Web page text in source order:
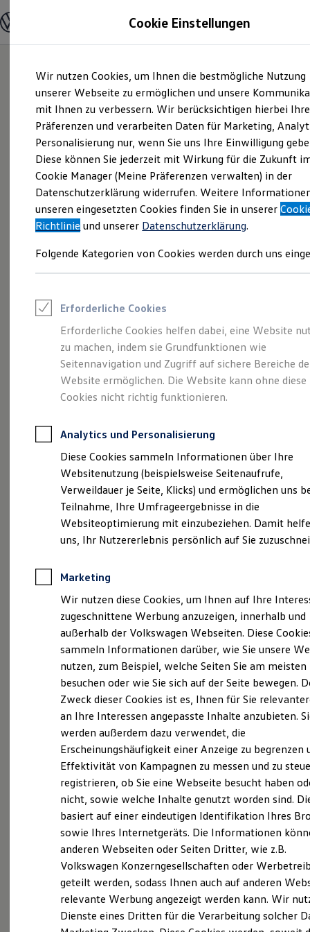
Hauptinhalt
springen
Footer
springen
Modelle und Konfigurator
Modelle vergleichen
Elektroautos
ENERGY Sondermodelle
Nutzfahrzeuge
SUV und CUV
Familienautos
Kombis
Kompaktwagen
Sportwagen
Schnell verfügbare Fahrzeuge
Angebote und Produkte
Aktuelle Angebote
E-Auto-Förderung
Volkswagen Marktplatz
Junge Gebrauchtwagen und Gebrauchtwagen
Saisonangebote
Leasing
Leasing-Angebote
Gebrauchtwagen Leasing
Junge Gebrauchtwagen-Leasing
Elektroauto Leasing
Kleinwagen-Leasing
Leasing ohne Anzahlung
Autokredit mit Schlussrate
Versicherungen und Garantien
Kfz-Versicherung
Restschuldversicherungen
Garantien
Wartungsverträge
Geschäftskunden
Professional Class bei Volkswagen
Großkunden
Behörden
Anpfiff zum Gewinn
Elektroautos
ID. Tutorials
Elektrofahrzeugkonzepte
Reichweite
Reichweite der ID. Modelle
Reichweite im Winter
Laden
Laden unterwegs
Laden Zuhause
Ladezeitensimulator
Batterie
Sicherheit
Garantie und Lebensdauer
Nachhaltigkeit
Technologie
Kosten und Kauf
Verbrauchskosten
Kaufoptionen
E-Auto-Förderung
Software und Konnektivität
Die ID. Software 6
ID. Software Versionen und Updates
Digitale Extras
Schnittstellen zu Ihrem ID.
Ihr Begleiter für Alltag
und Freizeit. Der T-
Cross.
Probefahrt vereinbaren
Fahrzeugangebot anfordern
Servicetermin buchen
Serviceanfrage stellen
Cookie Einstellungen
Wir nutzen Cookies, um Ihnen die bestmögliche Nutzung
unserer Webseite zu ermöglichen und unsere
mit Ihnen zu verbessern. Wir berücksichtigen hierbei Ihre
Präferenzen und verarbeiten Daten für Marketing,
Personalisierung nur, wenn Sie uns Ihre Einwilligung
Diese können Sie jederzeit mit Wirkung für die Zukunft
Cookie Manager (Meine Präferenzen verwalten) in der
Datenschutzerklärung widerrufen. Weitere
unseren eingesetzten Cookies finden Sie in unserer
Richtlinie und unserer Datenschutzerklärung.
Folgende Kategorien von Cookies werden durch uns
Erforderliche Cookies
Erforderliche Cookies helfen dabei, eine Website
zu machen, indem sie Grundfunktionen wie
Seitennavigation und Zugriff auf sichere Bereiche
Website ermöglichen. Die Website kann ohne diese
Cookies nicht richtig funktionieren.
Analytics und Personalisierung
Diese Cookies sammeln Informationen über Ihre
Websitenutzung (beispielsweise Seitenaufrufe,
Verweildauer je Seite, Klicks) und ermöglichen uns
Teilnahme, Ihre Umfrageergebnisse in die
Websiteoptimierung mit einzubeziehen. Damit
uns, Ihr Nutzererlebnis persönlich auf Sie
Marketing
Wir nutzen diese Cookies, um Ihnen auf Ihre
zugeschnittene Werbung anzuzeigen, innerhalb und
außerhalb der Volkswagen Webseiten. Diese
sammeln Informationen darüber, wie Sie unsere
nutzen, zum Beispiel, welche Seiten Sie am meisten
besuchen oder wie Sie sich auf der Seite bewegen.
Zweck dieser Cookies ist es, Ihnen für Sie
an Ihre Interessen angepasste Inhalte anzubieten.
werden außerdem dazu verwendet, die
Erscheinungshäufigkeit einer Anzeige zu begrenzen
Effektivität von Kampagnen zu messen und zu
registrieren, ob Sie eine Webseite besucht haben
nicht, sowie welche Inhalte genutzt worden sind.
basiert auf einer eindeutigen Identifikation Ihres
sowie Ihres Internetgeräts. Die Informationen
anderen Webseiten oder Seiten Dritter, wie z.B.
Volkswagen Konzerngesellschaften oder
geteilt werden, sodass Ihnen auch auf anderen
relevante Werbung angezeigt werden kann. Wir
Dienste eines Dritten für die Verarbeitung solcher